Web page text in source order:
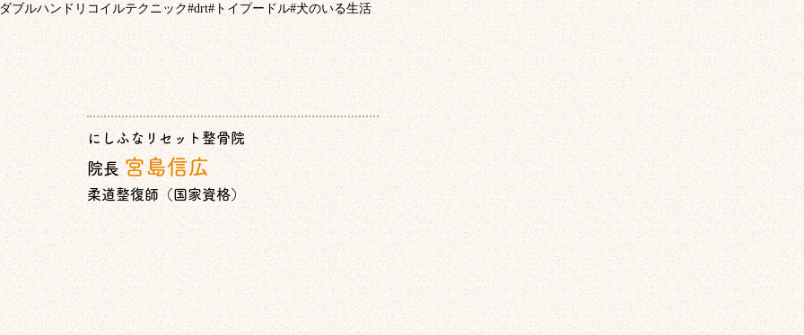
ダブルハンドリコイルテクニック#drt# トイプードル#犬のいる生活
にしふなリセット整骨院
院長 宮島信広
柔道整復師（国家資格）